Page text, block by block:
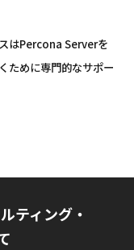
はPercona Serverを
ために専門的なサポー
ティング・